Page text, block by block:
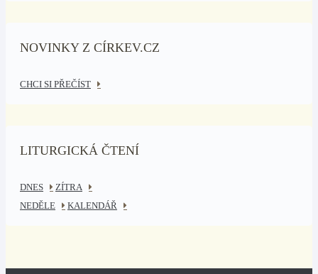
NOVINKY Z CÍRKEV.CZ
CHCI SI PŘEČÍST
LITURGICKÁ ČTENÍ
DNES
ZÍTRA
NEDĚLE
KALENDÁŘ